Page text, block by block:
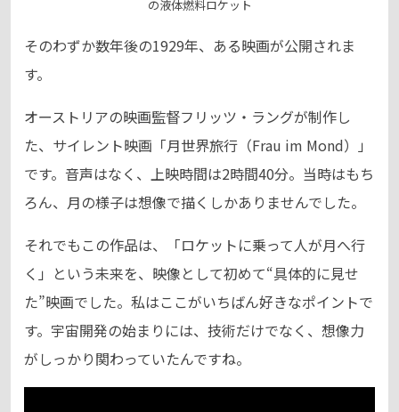
の液体燃料ロケット
そのわずか数年後の1929年、ある映画が公開されま
す。
オーストリアの映画監督フリッツ・ラングが制作し
た、サイレント映画「月世界旅行（Frau im Mond）」
です。音声はなく、上映時間は2時間40分。当時はもち
ろん、月の様子は想像で描くしかありませんでした。
それでもこの作品は、「ロケットに乗って人が月へ行
く」という未来を、映像として初めて“具体的に見せ
た”映画でした。私はここがいちばん好きなポイントで
す。宇宙開発の始まりには、技術だけでなく、想像力
がしっかり関わっていたんですね。